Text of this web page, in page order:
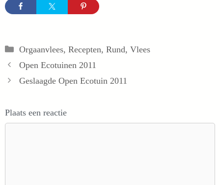
Categorieën
Orgaanvlees, Recepten, Rund, Vlees
Open Ecotuinen 2011
Geslaagde Open Ecotuin 2011
Plaats een reactie